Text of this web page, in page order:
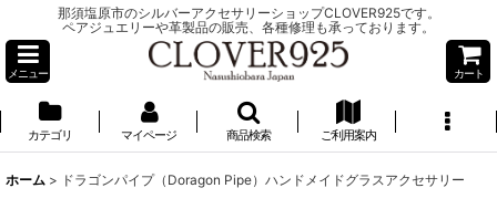
那須塩原市のシルバーアクセサリーショップCLOVER925です。
ペアジュエリーや革製品の販売、各種修理も承っております。
メニュー カート
カテゴリ マイページ 商品検索 ご利用案内
ホーム > ドラゴンパイプ（Doragon Pipe）ハンドメイドグラスアクセサリー